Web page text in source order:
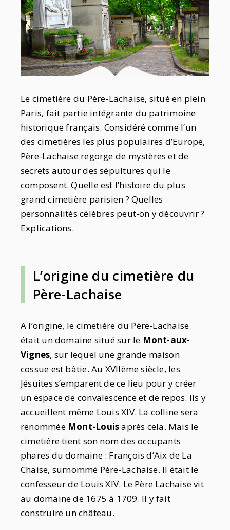
Le cimetière du Père-Lachaise, situé en plein
Paris, fait partie intégrante du patrimoine
historique français. Considéré comme l’un
des cimetières les plus populaires d’Europe,
Père-Lachaise regorge de mystères et de
secrets autour des sépultures qui le
composent. Quelle est l’histoire du plus
grand cimetière parisien ? Quelles
personnalités célèbres peut-on y découvrir ?
Explications.
L’origine du cimetière du
Père-Lachaise
A l’origine, le cimetière du Père-Lachaise
était un domaine situé sur le Mont-aux-
Vignes, sur lequel une grande maison
cossue est bâtie. Au XVIIème siècle, les
Jésuites s’emparent de ce lieu pour y créer
un espace de convalescence et de repos. Ils y
accueillent même Louis XIV. La colline sera
renommée Mont-Louisaprès cela. Mais le
cimetière tient son nom des occupants
phares du domaine : François d’Aix de La
Chaise, surnommé Père-Lachaise. Il était le
confesseur de Louis XIV. Le Père Lachaise vit
au domaine de 1675 à 1709. Il y fait
construire un château.